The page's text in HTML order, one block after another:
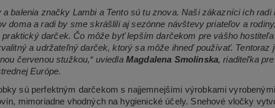
a balenia značky Lambi a Tento sú tu znova. Naši zákazníci ich radi
doma a radi by sme skrášlili aj sezónne návštevy priateľov a
darček. Čo môže byť lepším darčekom pre vášho
a udržateľný darček, ktorý sa môže ihneď používať. Tentoraz
červenou stužkou,“ uviedla Magdalena Smolinska, riaditeľka
Európe.
sú perfektným darčekom s najjemnejšími výrobkami
mimoriadne vhodných na hygienické účely. Snehové vločky